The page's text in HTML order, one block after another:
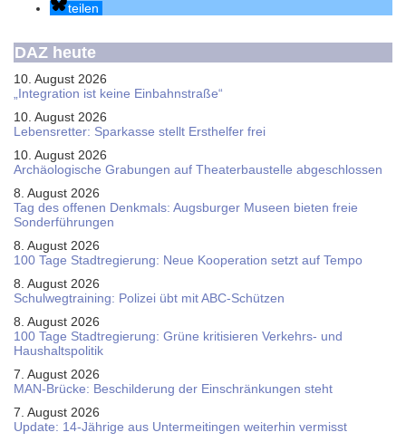
teilen
DAZ heute
10. August 2026
„Integration ist keine Einbahnstraße“
10. August 2026
Le­bens­ret­ter: Spar­kas­se stellt Erst­hel­fer frei
10. August 2026
Ar­chäo­lo­gi­sche Gra­bun­gen auf Thea­ter­bau­stel­le ab­ge­schlos­sen
8. August 2026
Tag des offenen Denkmals: Augsburger Museen bieten freie
Sonderführungen
8. August 2026
100 Tage Stadtregierung: Neue Kooperation setzt auf Tempo
8. August 2026
Schul­weg­trai­ning: Poli­zei übt mit ABC-Schüt­zen
8. August 2026
100 Tage Stadtregierung: Grüne kritisieren Verkehrs- und
Haushaltspolitik
7. August 2026
MAN-Brücke: Beschilderung der Einschränkungen steht
7. August 2026
Update: 14-Jährige aus Untermeitingen weiterhin vermisst